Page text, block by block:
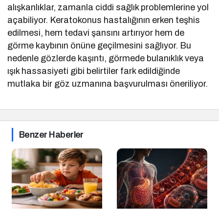
alışkanlıklar, zamanla ciddi sağlık problemlerine yol
açabiliyor. Keratokonus hastalığının erken teşhis
edilmesi, hem tedavi şansını artırıyor hem de
görme kaybının önüne geçilmesini sağlıyor. Bu
nedenle gözlerde kaşıntı, görmede bulanıklık veya
ışık hassasiyeti gibi belirtiler fark edildiğinde
mutlaka bir göz uzmanına başvurulması öneriliyor.
Benzer Haberler